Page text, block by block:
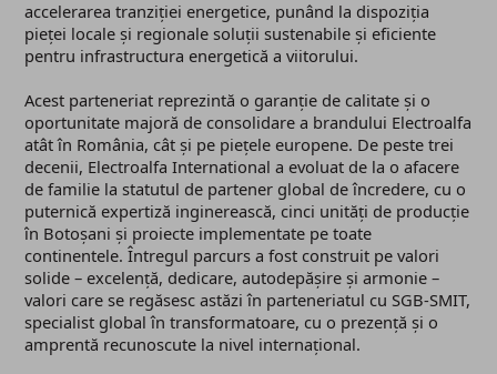
accelerarea tranziției energetice, punând la dispoziția
pieței locale și regionale soluții sustenabile și eficiente
pentru infrastructura energetică a viitorului.
Acest parteneriat reprezintă o garanție de calitate și o
oportunitate majoră de consolidare a brandului Electroalfa
atât în România, cât și pe piețele europene. De peste trei
decenii, Electroalfa International a evoluat de la o afacere
de familie la statutul de partener global de încredere, cu o
puternică expertiză inginerească, cinci unități de producție
în Botoșani și proiecte implementate pe toate
continentele. Întregul parcurs a fost construit pe valori
solide – excelență, dedicare, autodepășire și armonie –
valori care se regăsesc astăzi în parteneriatul cu SGB-SMIT,
specialist global în transformatoare, cu o prezență și o
amprentă recunoscute la nivel internațional.